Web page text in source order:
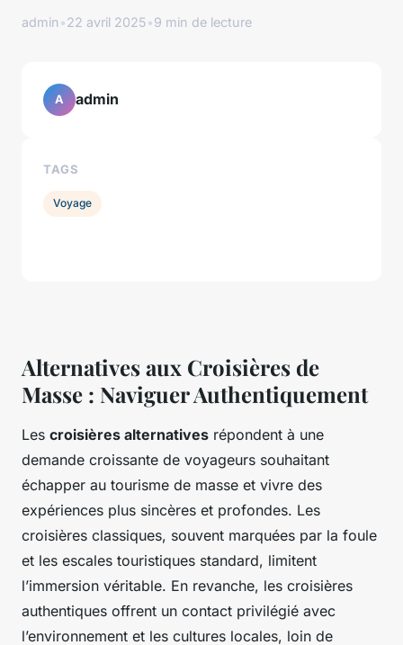
admin•22 avril 2025•9 min de lecture
Alternatives aux Croisières de
Masse : Naviguer Authentiquement
Les croisières alternatives répondent à une
demande croissante de voyageurs souhaitant
échapper au tourisme de masse et vivre des
expériences plus sincères et profondes. Les
croisières classiques, souvent marquées par la foule
et les escales touristiques standard, limitent
l’immersion véritable. En revanche, les croisières
authentiques offrent un contact privilégié avec
l’environnement et les cultures locales, loin de
A admin
TAGS
Voyage